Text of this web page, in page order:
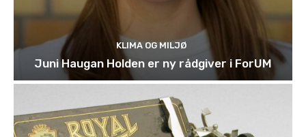
KLIMA OG MILJØ
Juni Haugan Holden er ny rådgiver i ForUM